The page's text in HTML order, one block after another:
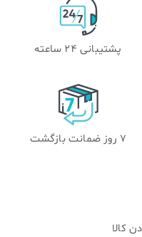
پشتیبانی 24 ساعته
۷ روز ضمانت بازگشت
کالا